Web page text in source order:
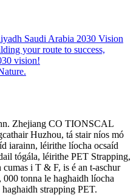
Zhejiang CO TIONSCAL
Huzhou, tá stair níos mó
iarainn, léirithe líocha ocsaíd
tógála, léirithe PET Strapping,
cumas i T & F, is é an t-aschur
tonna le haghaidh líocha
strapping PET.